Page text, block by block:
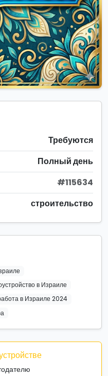
Требуются
Полный день
#115634
строительство
в Израиле
в Израиле 2024